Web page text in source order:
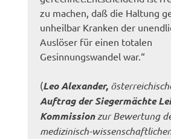
zu machen, daß die Haltung
unheilbar Kranken der
Auslöser für einen totalen
Gesinnungswandel war.“
(Leo Alexander,
Auftrag der Siegermächte
Kommissionzur Bewertung
medizinisch-